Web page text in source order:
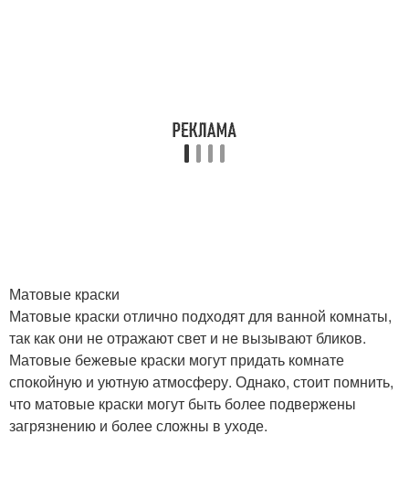
Матовые краски
Матовые краски отлично подходят для ванной комнаты,
так как они не отражают свет и не вызывают бликов.
Матовые бежевые краски могут придать комнате
спокойную и уютную атмосферу. Однако, стоит помнить,
что матовые краски могут быть более подвержены
загрязнению и более сложны в уходе.